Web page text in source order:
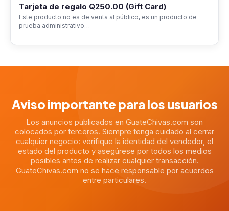
Tarjeta de regalo Q250.00 (Gift Card)
Este producto no es de venta al público, es un producto de
prueba administrativo…
Aviso importante para los usuarios
Los anuncios publicados en GuateChivas.com son
colocados por terceros. Siempre tenga cuidado al cerrar
cualquier negocio: verifique la identidad del vendedor, el
estado del producto y asegúrese por todos los medios
posibles antes de realizar cualquier transacción.
GuateChivas.com no se hace responsable por acuerdos
entre particulares.